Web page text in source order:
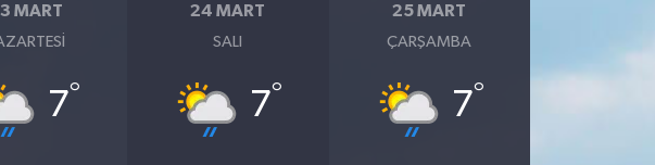
MART
7°
24 MART
SALI
7°
25 MART
ÇARŞAMBA
7°